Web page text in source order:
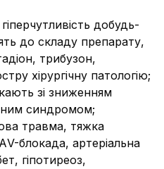
добудь-
до складу препарату,
трибузон,
хірургічну патологію;
зі зниженням
синдромом;
травма, тяжка
блокада, артеріальна
гіпотиреоз,